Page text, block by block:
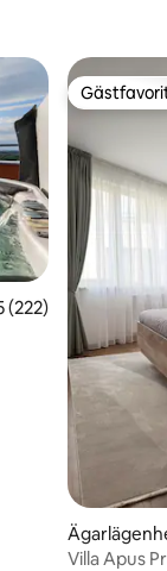
5 i genomsnittligt
(222)
Villa Apus